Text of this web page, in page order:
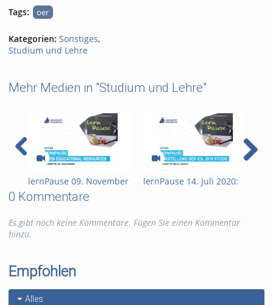
Tags:
oer
Kategorien: Sonstiges,
Studium und Lehre
Mehr Medien in "Studium und Lehre"
lernPause 09. November
2021: Open Educational
Resources (OER)
lernPause 14. Juli 2020:
Schülerinnen und
0 Kommentare
Es gibt noch keine Kommentare. Fügen Sie einen Kommentar
hinzu.
Empfohlen
Alles